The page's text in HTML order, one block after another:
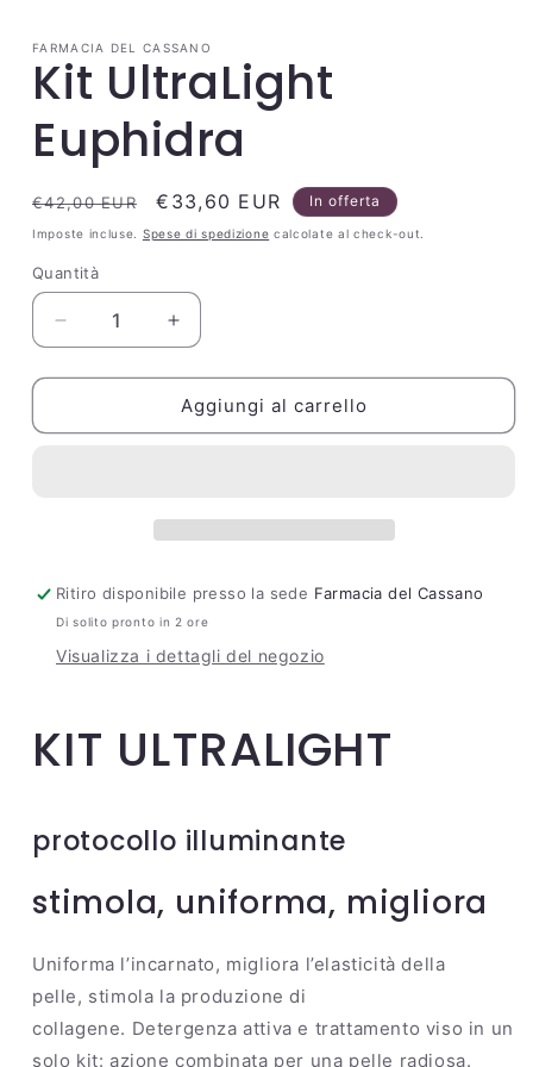
finestra
modale
FARMACIA DEL CASSANO
Kit UltraLight
Euphidra
Prezzo
di
€42,00 EUR
Prezzo
scontato
€33,60 EUR In offerta
Imposte incluse. Spese di spedizione calcolate al check-out.
Quantità
Quantità
Diminuisci
quantità
per
UltraLight
Aumenta
quantità
per
Kit
UltraLight
Aggiungi al carrello
Ritiro disponibile presso la sede Farmacia del Cassano
Di solito pronto in 2 ore
Visualizza i dettagli del negozio
KIT ULTRALIGHT
protocollo illuminante
stimola, uniforma, migliora
Uniforma l’incarnato, migliora l’elasticità della
pelle, stimola la produzione di
collagene. Detergenza attiva e trattamento viso in un
solo kit: azione combinata per una pelle radiosa.